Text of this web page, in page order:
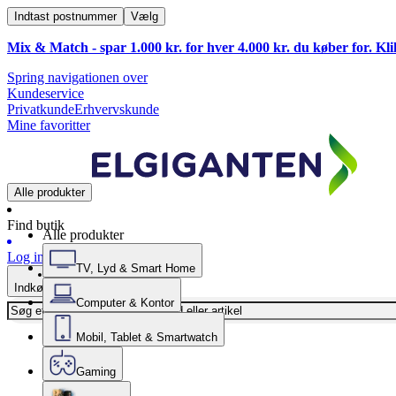
Indtast postnummer Vælg
Mix & Match - spar 1.000 kr. for hver 4.000 kr. du køber for.
Spring navigationen over
Kundeservice
PrivatkundeErhvervskunde
Mine favoritter
Alle produkter
Find butik
Log ind
Indkøbskurv
Alle produkter
TV, Lyd & Smart Home
Computer & Kontor
Mobil, Tablet & Smartwatch
Gaming